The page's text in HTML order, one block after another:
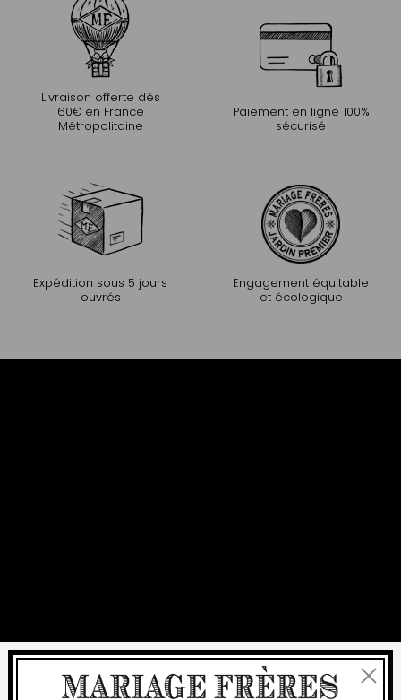
Livraison offerte dès
60€ en France
Métropolitaine
Paiement en ligne 100%
sécurisé
Expédition sous 5 jours
ouvrés
Engagement équitable
et écologique
Fermer